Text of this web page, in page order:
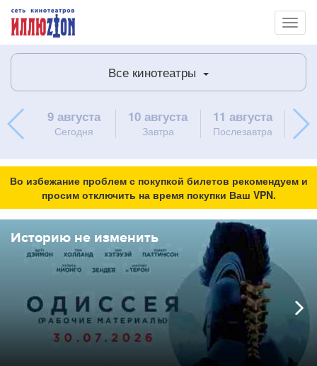
Все кинотеатры
9 августа
Сегодня
10 августа
Завтра
11 августа
Послезавтра
12
Во избежание проблем с покупкой билетов рекомендуем и
просим отключить на время покупки Ваш VPN.
Историю не изменить